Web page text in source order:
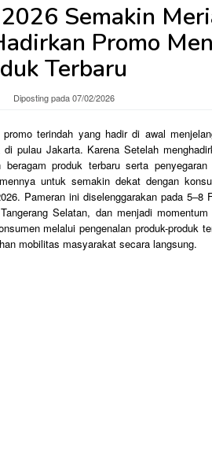
Semakin
Promo
Terbaru
Diposting pada07/02/2026
terindah yang hadir di awal
pulau Jakarta. Karena Setelah
produk terbaru serta penyegaran
untuk semakin dekat dengan
Pameran ini diselenggarakan pada 5–8
Selatan, dan menjadi
melalui pengenalan produk-produk
mobilitas masyarakat secara langsung.